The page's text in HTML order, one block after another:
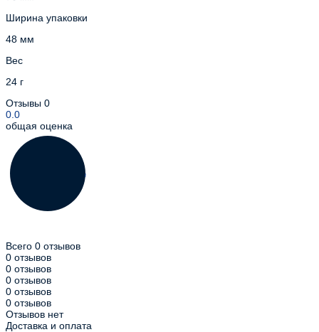
Ширина упаковки
48 мм
Вес
24 г
Отзывы 0
0.0
общая оценка
Всего 0 отзывов
0 отзывов
0 отзывов
0 отзывов
0 отзывов
0 отзывов
Отзывов нет
Доставка и оплата